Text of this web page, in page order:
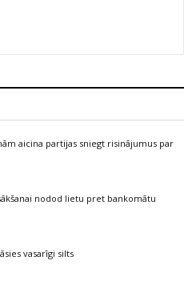
aicina partijas sniegt risinājumus par
nodod lietu pret bankomātu
vasarīgi silts